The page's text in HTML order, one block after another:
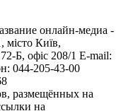
онлайн-медиа -
місто Київ,
Б, офіс 208/1 E-mail:
044-205-43-00
размещённых на
на